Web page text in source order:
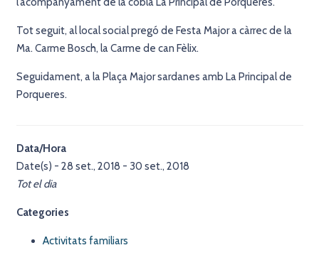
Tot seguit, al local social pregó de Festa Major a càrrec de la
Ma. Carme Bosch, la Carme de can Fèlix.
Seguidament, a la Plaça Major sardanes amb La Principal de
Porqueres.
Data/Hora
Date(s) - 28 set., 2018 - 30 set., 2018
Tot el dia
Categories
Activitats familiars